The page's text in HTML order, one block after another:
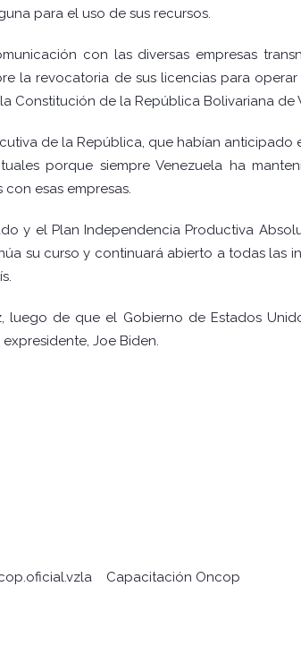
para el uso de sus recursos.
con las diversas empresas
la revocatoria de sus licencias para
Constitución de la República Bolivariana de
de la República, que habían
porque siempre Venezuela ha
esas empresas.
y el Plan Independencia Productiva
su curso y continuará abierto a todas las
luego de que el Gobierno de Estados
Joe Biden.
Capacitación Oncop